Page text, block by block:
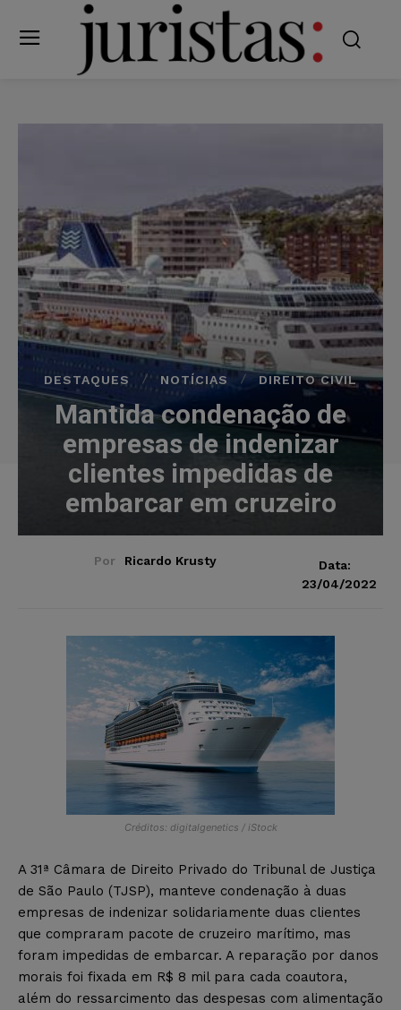
DESTAQUES NOTÍCIAS DIREITO CIVIL
Mantida condenação de
empresas de indenizar
clientes impedidas de
embarcar em cruzeiro
Por Ricardo Krusty
Data:
23/04/2022
Créditos: digitalgenetics / iStock
A 31ª Câmara de Direito Privado do Tribunal de Justiça
de São Paulo (TJSP), manteve condenação à duas
empresas de indenizar solidariamente duas clientes
que compraram pacote de cruzeiro marítimo, mas
foram impedidas de embarcar. A reparação por danos
morais foi fixada em R$ 8 mil para cada coautora,
além do ressarcimento das despesas com alimentação